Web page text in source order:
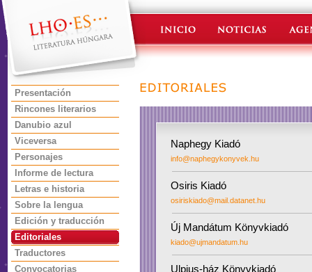
Presentación
Rincones literarios
Danubio azul
Viceversa
Personajes
Informe de lectura
Letras e historia
Sobre la lengua
Edición y traducción
Editoriales
Traductores
Convocatorias
Naphegy Kiadó
info@naphegykonyvek.hu
Osiris Kiadó
osiriskiado@mail.datanet.hu
Új Mandátum Könyvkiadó
kiado@ujmandatum.hu
Ulpius-ház Könyvkiadó